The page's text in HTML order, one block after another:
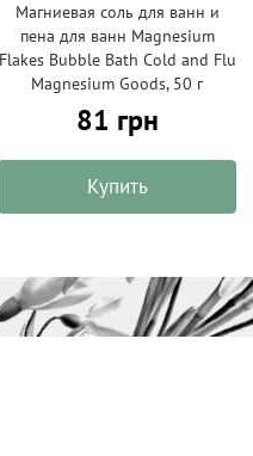
Магниевая соль для ванн и
пена для ванн Magnesium
Flakes Bubble Bath Cold and Flu
Magnesium Goods, 50 г
81 грн
Купить